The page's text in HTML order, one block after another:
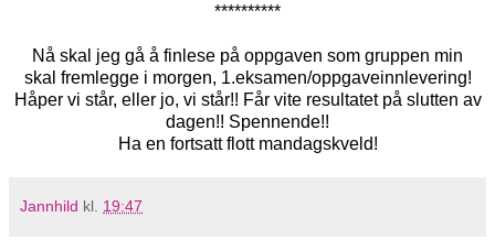
**********
Nå skal jeg gå å finlese på oppgaven som gruppen min
skal fremlegge i morgen, 1.eksamen/oppgaveinnlevering!
Håper vi står, eller jo, vi står!! Får vite resultatet på slutten av
dagen!! Spennende!!
Ha en fortsatt flott mandagskveld!
Jannhild kl. 19:47